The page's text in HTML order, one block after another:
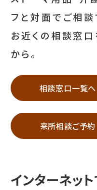
フと対面でご相談
お近くの相談窓
から。
相談窓口一覧へ
来所相談ご予約
インターネッ